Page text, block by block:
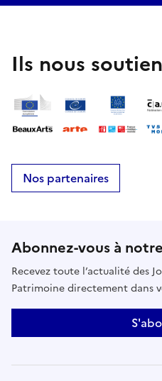
Ils nous
Nos partenaires
Abonnez-vous à
Recevez toute l’actualité des
Patrimoine directement dans